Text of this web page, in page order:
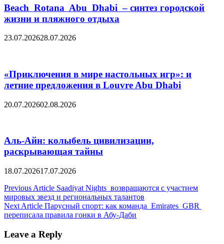
Beach Rotana Abu Dhabi – синтез городской
жизни и пляжного отдыха
23.07.202628.07.2026
«Приключения в мире настольных игр»: и
летние предложения в Louvre Abu Dhabi
20.07.202602.08.2026
Аль-Айн: колыбель цивилизации,
раскрывающая тайны
18.07.202617.07.2026
Post
navigation
Previous Article Saadiyat Nights возвращаются с участием
мировых звезд и региональных талантов
Next Article Парусный спорт: как команда Emirates GBR
переписала правила гонки в Абу-Даби
Leave a Reply